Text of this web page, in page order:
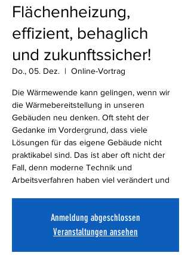
Flächenheizung,
effizient, behaglich
und zukunftssicher!
Do., 05. Dez.
  |
Online-Vortrag
Die Wärmewende kann gelingen, wenn wir
die Wärmebereitstellung in unseren
Gebäuden neu denken. Oft steht der
Gedanke im Vordergrund, dass viele
Lösungen für das eigene Gebäude nicht
praktikabel sind. Das ist aber oft nicht der
Fall, denn moderne Technik und
Arbeitsverfahren haben viel verändert und
Anmeldung abgeschlossen
Veranstaltungen ansehen